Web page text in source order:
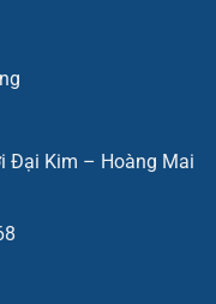
Đại Kim – Hoàng Mai